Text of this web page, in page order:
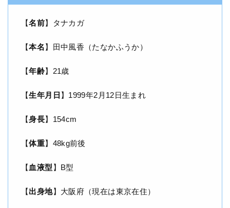
【名前】タナカガ
【本名】田中風香（たなかふうか）
【年齢】21歳
【生年月日 】1999年2月12日生まれ
【身長】154cm
【体重】48kg前後
【 血液型 】B型
【出身地】大阪府（現在は東京在住）